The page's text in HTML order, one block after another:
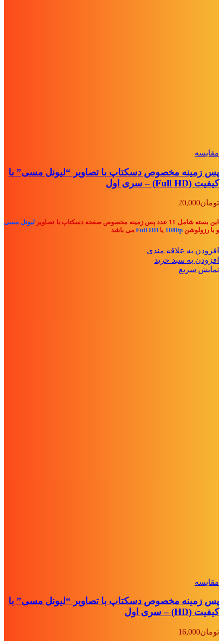
مقايسه
پس زمینه مخصوص دسکتاپ با تصاویر “لیونل مسی” با
کیفیت (Full HD) – سری اول
تومان20,000
این بسته شامل 11 عدد پس زمینه مخصوص صفحه دسکتاپ با تصاویر
لیونل مسی
و با رزولوشن 1080p یا Full HD می باشد
افزودن به علاقه مندی
افزودن به سبد خرید
نمایش سریع
مقايسه
پس زمینه مخصوص دسکتاپ با تصاویر “لیونل مسی” با
کیفیت (HD) – سری اول
تومان16,000